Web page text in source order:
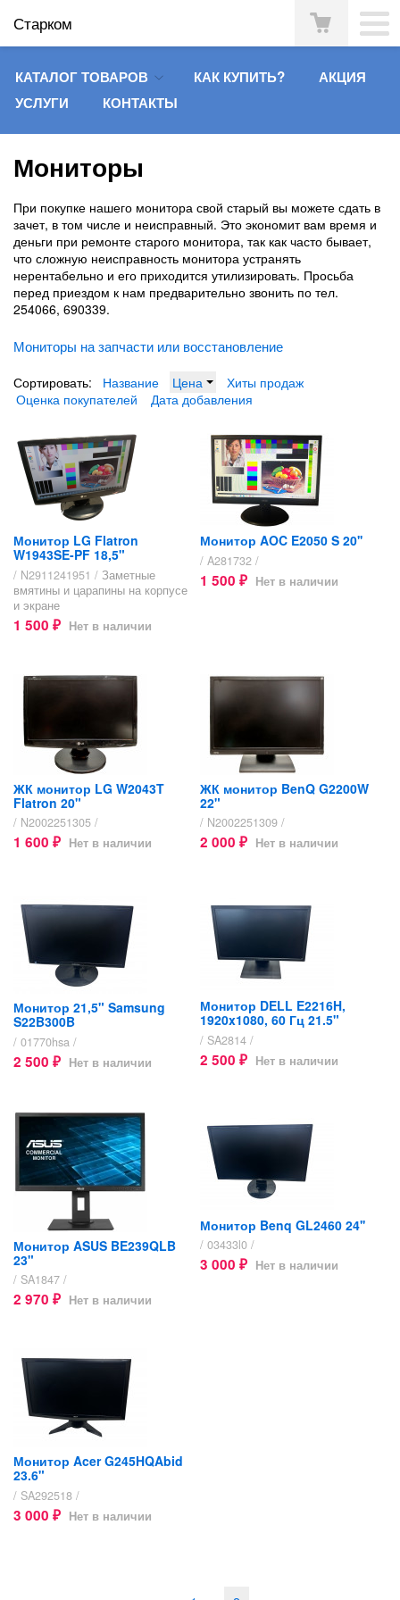
Старком
КАТАЛОГ ТОВАРОВ КАК КУПИТЬ?
АКЦИЯ
УСЛУГИ
КОНТАКТЫ
Мониторы
При покупке нашего монитора свой старый вы можете сдать в
зачет, в том числе и неисправный. Это экономит вам время и
деньги при ремонте старого монитора, так как часто бывает,
что сложную неисправность монитора устранять
нерентабельно и его приходится утилизировать. Просьба
перед приездом к нам предварительно звонить по тел.
254066, 690339.
Мониторы на запчасти или восстановление
Сортировать: Название Цена
Хиты продаж
Оценка покупателей
Дата добавления
Монитор LG Flatron
W1943SE-PF 18,5"
/ N2911241951 / Заметные
вмятины и царапины на корпусе
и экране
1 500 ₽ Нет в наличии
Монитор AOC E2050 S 20''
/ A281732 /
1 500 ₽ Нет в наличии
ЖК монитор LG W2043T
Flatron 20"
/ N2002251305 /
1 600 ₽ Нет в наличии
ЖК монитор BenQ G2200W
22"
/ N2002251309 /
2 000 ₽ Нет в наличии
Монитор 21,5" Samsung
S22B300B
/ 01770hsa /
2 500 ₽ Нет в наличии
Монитор DELL E2216H,
1920x1080, 60 Гц 21.5"
/ SA2814 /
2 500 ₽ Нет в наличии
Монитор ASUS BE239QLB
23"
/ SA1847 /
2 970 ₽ Нет в наличии
Монитор Benq GL2460 24''
/ 03433l0 /
3 000 ₽ Нет в наличии
Монитор Acer G245HQAbid
23.6"
/ SA292518 /
3 000 ₽ Нет в наличии